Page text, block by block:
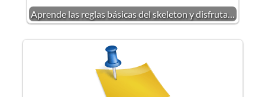
Aprende las reglas básicas del skeleton y disfruta…